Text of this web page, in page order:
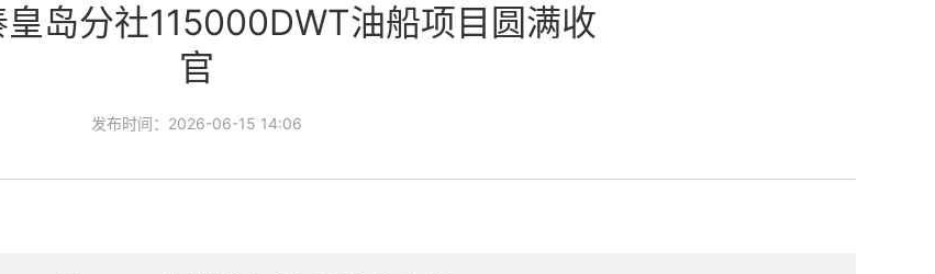
岛分社115000DWT油船项目圆满收
官
发布时间： 2026-06-15 14:06